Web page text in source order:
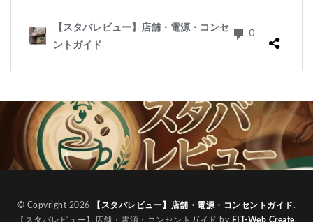
© Copyright 2026 【スタバレビュー】店舗・電源・コンセントガイド.
【スタバレビュー】店舗・電源・コンセントガイド by FIT-Web Create.